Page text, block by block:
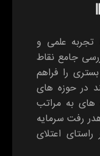
تجربه علمی و
جامع نقاط
را فراهم
در حوزه های
به مراتب
رفت سرمایه
اعتلای